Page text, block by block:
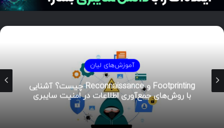
آموزش‌های لیان
Footprinting و Reconnaissance چیست؟ آشنایی
با روش‌های جمع‌آوری اطلاعات در امنیت سایبری